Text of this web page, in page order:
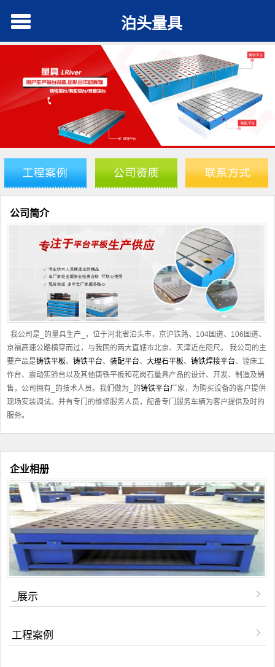
泊头量具
公司简介
我公司是_的量具生产_，位于河北省泊头市，京沪铁路、104国道、106国道、
京福高速公路横穿而过，与我国的两大直辖市北京、天津近在咫尺。 我公司的主
要产品是铸铁平板、 铸铁平台、 装配平台、 大理石平板、 铸铁焊接平台、镗床工
作台、震动实验台以及其他铸铁平板和花岗石量具产品的设计、开发、制造及销
售，公司拥有_的技术人员。我们做为_的铸铁平台厂家，为购买设备的客户提供
现场安装调试。并有专门的维修服务人员，配备专门服务车辆为客户提供及时的
服务。
企业相册
_展示
工程案例